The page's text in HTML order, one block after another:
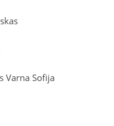
Varna Sofija